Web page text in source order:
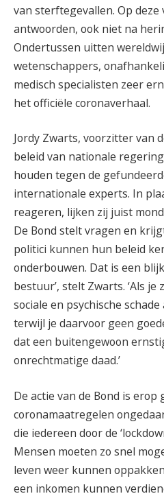
van sterftegevallen. Op
antwoorden, ook niet na
Ondertussen uitten
wetenschappers,
medisch specialisten zeer
het officiële coronaverhaal.
Jordy Zwarts, voorzitter van
beleid van nationale
houden tegen de
internationale experts. In
reageren, lijken zij juist
De Bond stelt vragen en
politici kunnen hun beleid
onderbouwen. Dat is een
bestuur’, stelt Zwarts. ‘Als je
sociale en psychische
terwijl je daarvoor geen
dat een buitengewoon
onrechtmatige daad.’
De actie van de Bond is erop
coronamaatregelen
die iedereen door de
Mensen moeten zo snel
leven weer kunnen
een inkomen kunnen